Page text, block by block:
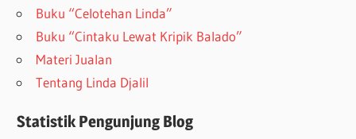
Buku “Celotehan Linda”
Buku “Cintaku Lewat Kripik Balado”
Materi Jualan
Tentang Linda Djalil
Statistik Pengunjung Blog